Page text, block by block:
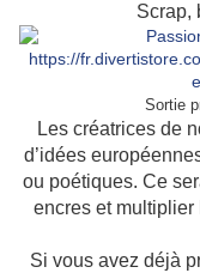
Scrap,
https://
Sortie
Les créatrices de
d’idées
ou poétiques. Ce
encres et
Si vous avez déjà